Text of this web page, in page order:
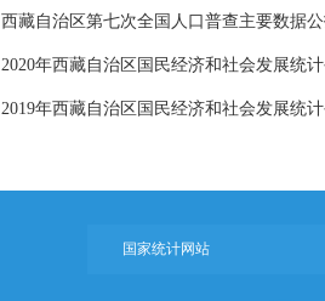
西藏自治区第七次全国人口普查主要数据
2020年西藏自治区国民经济和社会发展统
2019年西藏自治区国民经济和社会发展统
国家统计网站